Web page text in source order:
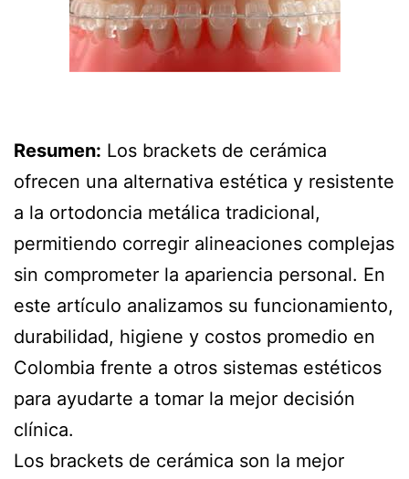
Resumen: Los brackets de cerámica
ofrecen una alternativa estética y resistente
a la ortodoncia metálica tradicional,
permitiendo corregir alineaciones complejas
sin comprometer la apariencia personal. En
este artículo analizamos su funcionamiento,
durabilidad, higiene y costos promedio en
Colombia frente a otros sistemas estéticos
para ayudarte a tomar la mejor decisión
clínica.
Los brackets de cerámica son la mejor